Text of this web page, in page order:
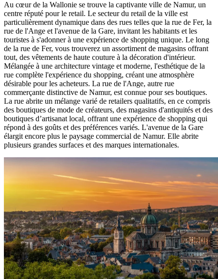
Au cœur de la Wallonie se trouve la captivante ville de Namur, un
centre réputé pour le retail. Le secteur du retail de la ville est
particulièrement dynamique dans des rues telles que la rue de Fer, la
rue de l'Ange et l'avenue de la Gare, invitant les habitants et les
touristes à s'adonner à une expérience de shopping unique. Le long
de la rue de Fer, vous trouverez un assortiment de magasins offrant
tout, des vêtements de haute couture à la décoration d'intérieur.
Mélangée à une architecture vintage et moderne, l'esthétique de la
rue complète l'expérience du shopping, créant une atmosphère
désirable pour les acheteurs. La rue de l'Ange, autre rue
commerçante distinctive de Namur, est connue pour ses boutiques.
La rue abrite un mélange varié de retailers qualitatifs, en ce compris
des boutiques de mode de créateurs, des magasins d'antiquités et des
boutiques d’artisanat local, offrant une expérience de shopping qui
répond à des goûts et des préférences variés. L'avenue de la Gare
élargit encore plus le paysage commercial de Namur. Elle abrite
plusieurs grandes surfaces et des marques internationales.